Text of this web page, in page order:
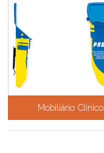
Mobiliário Clinico